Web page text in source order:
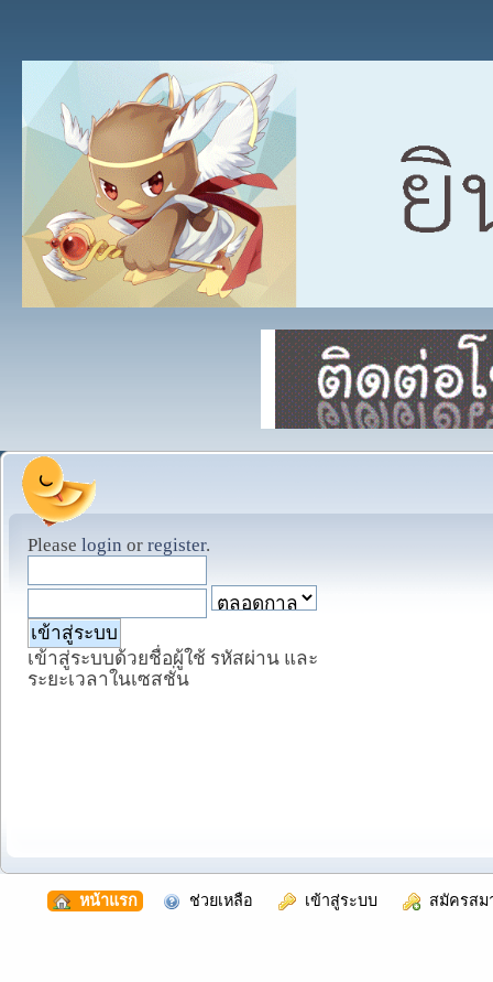
Please login or register.
เข้าสู่ระบบด้วยชื่อผู้ใช้ รหัสผ่าน และ
ระยะเวลาในเซสชั่น
หน้าแรก ช่วยเหลือ เข้าสู่ระบบ สมัครสม